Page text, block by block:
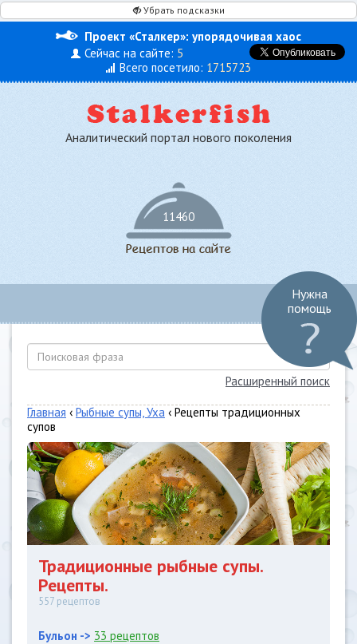
Убрать подсказки
Проект «Сталкер»: упорядочивая хаос
Сейчас на сайте: 5
Всего посетило: 1715723
Аналитический портал нового поколения
11460
Расширенный поиск
Главная ‹ Рыбные супы, Уха ‹ Рецепты традиционных
супов
Традиционные рыбные супы.
Рецепты.
557 рецептов
Бульон -> 33 рецептов
Нужна
помощь